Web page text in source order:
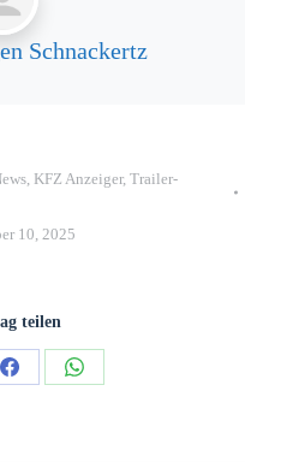
Schnackertz
KFZ Anzeiger, Trailer-
10, 2025
teilen